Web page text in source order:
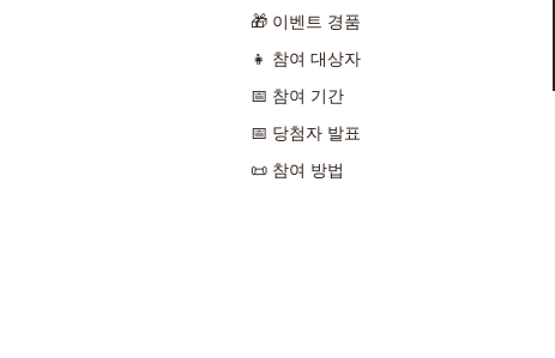
🎁 이벤트 경품
👧 참여 대상자
📅 참여 기간
📅 당첨자 발표
📜 참여 방법